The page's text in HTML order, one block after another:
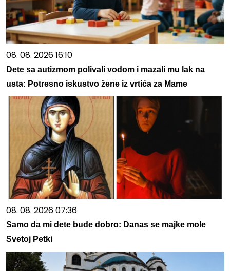
08. 08. 2026 16:10
Dete sa autizmom polivali vodom i mazali mu lak na
usta: Potresno iskustvo žene iz vrtića za Mame
08. 08. 2026 07:36
Samo da mi dete bude dobro: Danas se majke mole
Svetoj Petki